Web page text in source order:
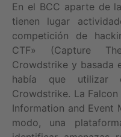
En el BCC aparte de
tienen lugar
competición de
CTF» (Capture
Crowdstrike y basada
había que utilizar
Crowdstrike. La
Information and Event
modo, una